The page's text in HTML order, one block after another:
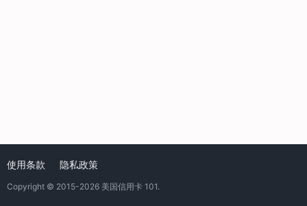
使用条款 隐私政策
Copyright © 2015-2026 美国信用卡 101.